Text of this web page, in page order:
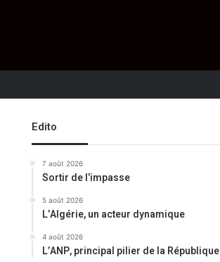
Edito
7 août 2026
Sortir de l’impasse
5 août 2026
L’Algérie, un acteur dynamique
4 août 2026
L’ANP, principal pilier de la République